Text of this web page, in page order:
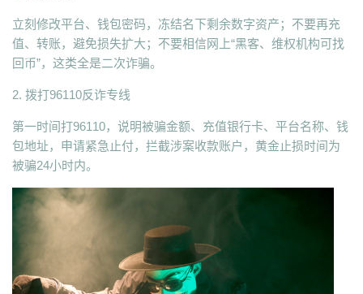
立刻修改平台、钱包密码，冻结名下剩余数字资产；不要再充
值、转账，避免损失扩大；不要相信网上“黑客、维权机构可找
回币”，这类全是二次诈骗。
2. 拨打96110反诈专线
第一时间打96110，说明被骗金额、充值银行卡、平台名称、钱
包地址，申请紧急止付，拦截涉案收款账户，黄金止损时间为
被骗24小时内。